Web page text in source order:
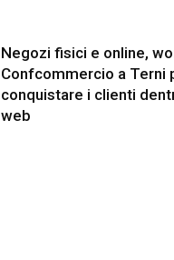
Negozi fisici e online,
Confcommercio a Terni
conquistare i clienti
web